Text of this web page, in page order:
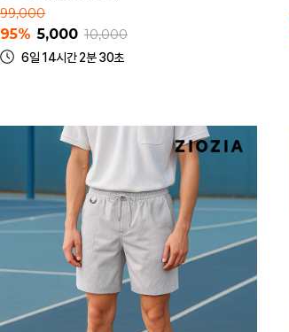
99,000
95% 5,000 10,000
6일 14시간 2분 30초